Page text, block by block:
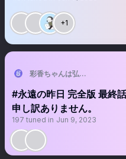
+1
彩香ちゃんは弘子先輩に恋
#永遠の昨日 完全版 最終
申し訳ありません。
197 tuned in Jun 9, 2023